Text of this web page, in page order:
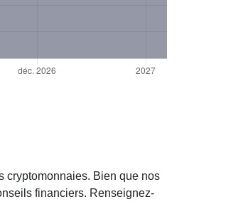
cryptomonnaies. Bien que nos
financiers. Renseignez-